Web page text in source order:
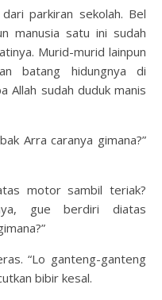
parkiran sekolah. Bel
manusia satu ini sudah
Murid-murid lainpun
batang hidungnya di
Allah sudah duduk manis
Arra caranya gimana?”
motor sambil teriak?
gue berdiri diatas
“Lo ganteng-ganteng
bibir kesal.